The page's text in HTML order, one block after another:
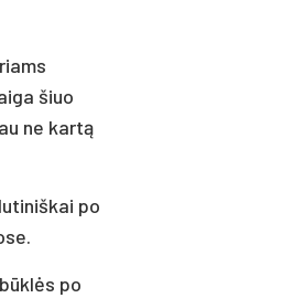
šiuo
ne kartą
po
po